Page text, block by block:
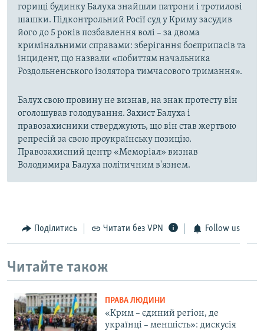
горищі будинку Балуха знайшли патрони і тротилові
шашки. Підконтрольний Росії суд у Криму засудив
його до 5 років позбавлення волі – за двома
кримінальними справами: зберігання боєприпасів та
інцидент, що назвали «побиттям начальника
Роздольненського ізолятора тимчасового тримання».
Балух свою провину не визнав, на знак протесту він
оголошував голодування. Захист Балуха і
правозахисники стверджують, що він став жертвою
репресій за свою проукраїнську позицію.
Правозахисний центр «Меморіал» визнав
Володимира Балуха політичним в'язнем.
Поділитись Читати без VPN Follow us
Читайте також
ПРАВА ЛЮДИНИ
«Крим – єдиний регіон, де
українці – меншість»: дискусія